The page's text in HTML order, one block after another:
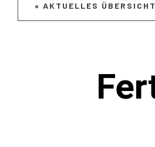
« AKTUELLES ÜBERSICHT